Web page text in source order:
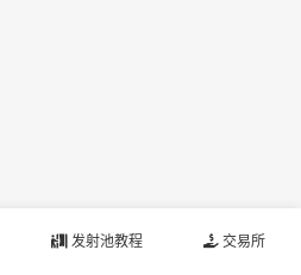
发射池教程 交易所